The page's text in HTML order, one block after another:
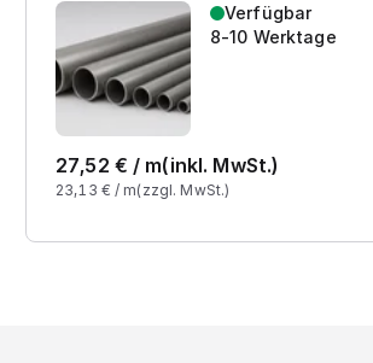
Verfügbar
8-10 Werktage
27,52 € / m(inkl. MwSt.)
23,13 € / m(zzgl. MwSt.)